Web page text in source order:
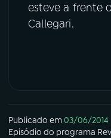
ACOMPANHE A RÁDIO
esteve a frente
Callegari.
Publicado em03/06/2014
Episódio do programa